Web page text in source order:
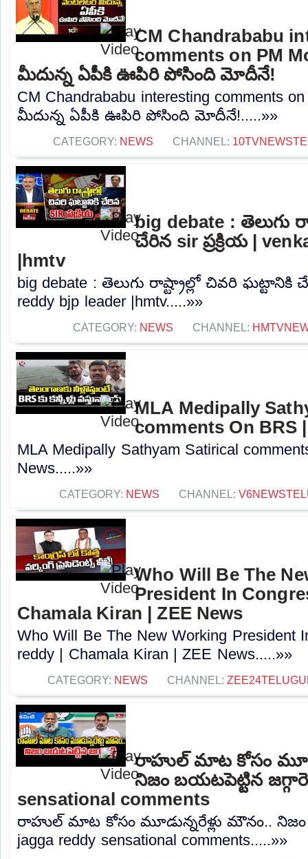
CM Chandrababu
comments on PM
మీదున్న ఏపీకి ఊపిరి పోసింది మోదీనే!
CM Chandrababu interesting comments
మీదున్న ఏపీకి ఊపిరి పోసింది మోదీనే!.....»»
CATEGORY: NEWS CHANNEL:
big debate : తెలుగు
చేరిన sir ప్రక్రియ |
|hmtv
big debate : తెలుగు రాష్ట్రాల్లో చివరి ఘట్టానికి
reddy bjp leader |hmtv.....»»
CATEGORY: NEWS CHANNEL:
MLA Medipally
comments On BRS
MLA Medipally Sathyam Satirical
News.....»»
CATEGORY: NEWS CHANNEL:
Who Will Be The
President In
Chamala Kiran | ZEE News
Who Will Be The New Working President
reddy | Chamala Kiran | ZEE News.....»»
CATEGORY: NEWS CHANNEL:
రాహుల్ మాట కోసం
నిజం బయటపెట్టిన
sensational comments
రాహుల్ మాట కోసం మూడున్నరేళ్లు మౌనం.. నిజం
jagga reddy sensational comments.....»»